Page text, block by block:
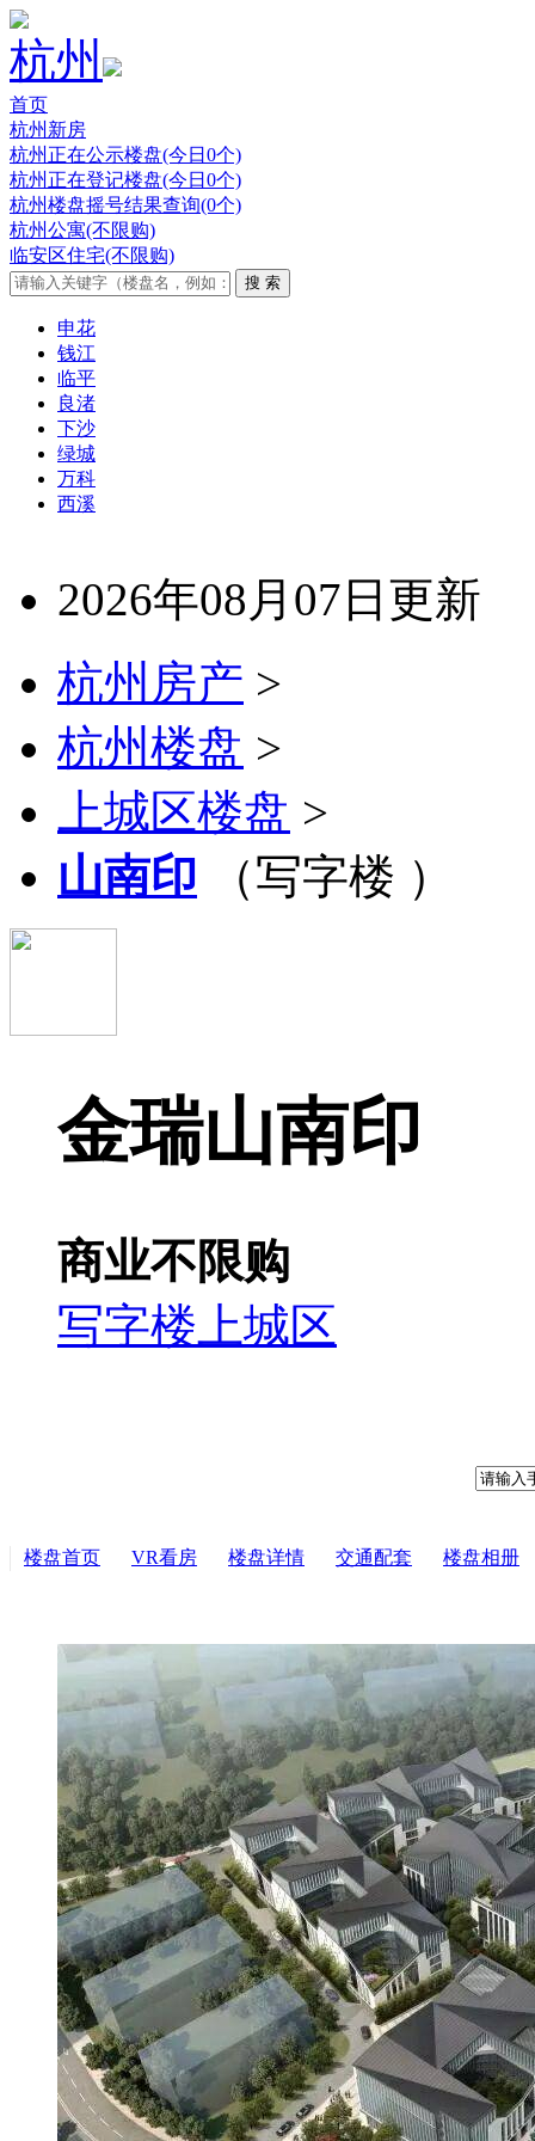
杭州
首页
杭州新房
杭州正在公示楼盘(今日0个)
杭州正在登记楼盘(今日0个)
杭州楼盘摇号结果查询(0个)
杭州公寓(不限购)
临安区住宅(不限购)
申花
钱江
临平
良渚
下沙
绿城
万科
西溪
2026年08月07日更新
杭州房产 >
杭州楼盘 >
上城区楼盘 >
山南印 （写字楼 ）
金瑞山南印
商业不限购
写字楼 上城区
楼盘首页 VR看房 楼盘详情 交通配套 楼盘相册